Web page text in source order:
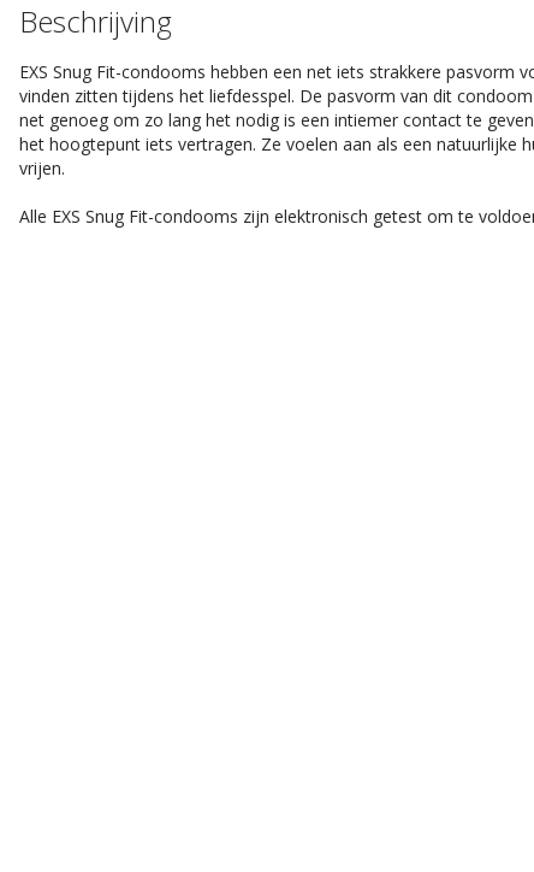
Beschrijving
EXS Snug Fit-condooms hebben een net iets strakkere pasvorm
vinden zitten tijdens het liefdesspel. De pasvorm van dit
net genoeg om zo lang het nodig is een intiemer contact te
het hoogtepunt iets vertragen. Ze voelen aan als een natuurlijke
vrijen.
Alle EXS Snug Fit-condooms zijn elektronisch getest om te